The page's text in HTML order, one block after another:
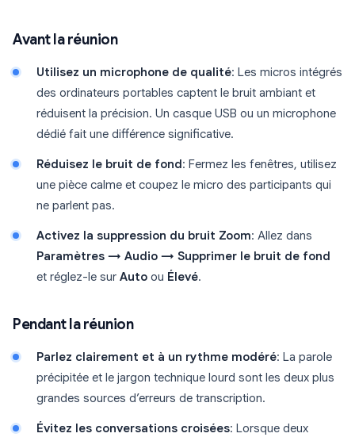
Avant la réunion
Utilisez un microphone de qualité: Les micros intégrés
des ordinateurs portables captent le bruit ambiant et
réduisent la précision. Un casque USB ou un microphone
dédié fait une différence significative.
Réduisez le bruit de fond : Fermez les fenêtres, utilisez
une pièce calme et coupez le micro des participants qui
ne parlent pas.
Activez la suppression du bruit Zoom: Allez dans
Paramètres → Audio → Supprimer le bruit de fond
et réglez-le sur Auto ou Élevé.
Pendant la réunion
Parlez clairement et à un rythme modéré: La parole
précipitée et le jargon technique lourd sont les deux plus
grandes sources d’erreurs de transcription.
Évitez les conversations croisées: Lorsque deux